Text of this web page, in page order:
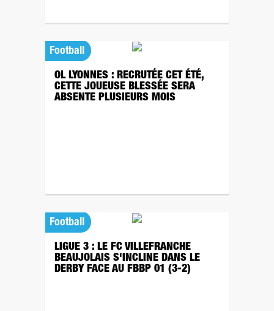
Football
OL LYONNES : RECRUTÉE CET ÉTÉ,
CETTE JOUEUSE BLESSÉE SERA
ABSENTE PLUSIEURS MOIS
Football
LIGUE 3 : LE FC VILLEFRANCHE
BEAUJOLAIS S'INCLINE DANS LE
DERBY FACE AU FBBP 01 (3-2)